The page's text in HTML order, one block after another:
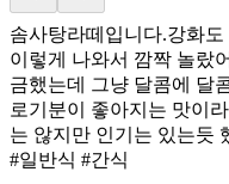
솜사탕라떼입니다.강화
이렇게 나와서 깜짝 놀랐
금했는데 그냥 달콤에 달
로기분이 좋아지는 맛이
는 않지만 인기는 있는듯
#일반식 #간식